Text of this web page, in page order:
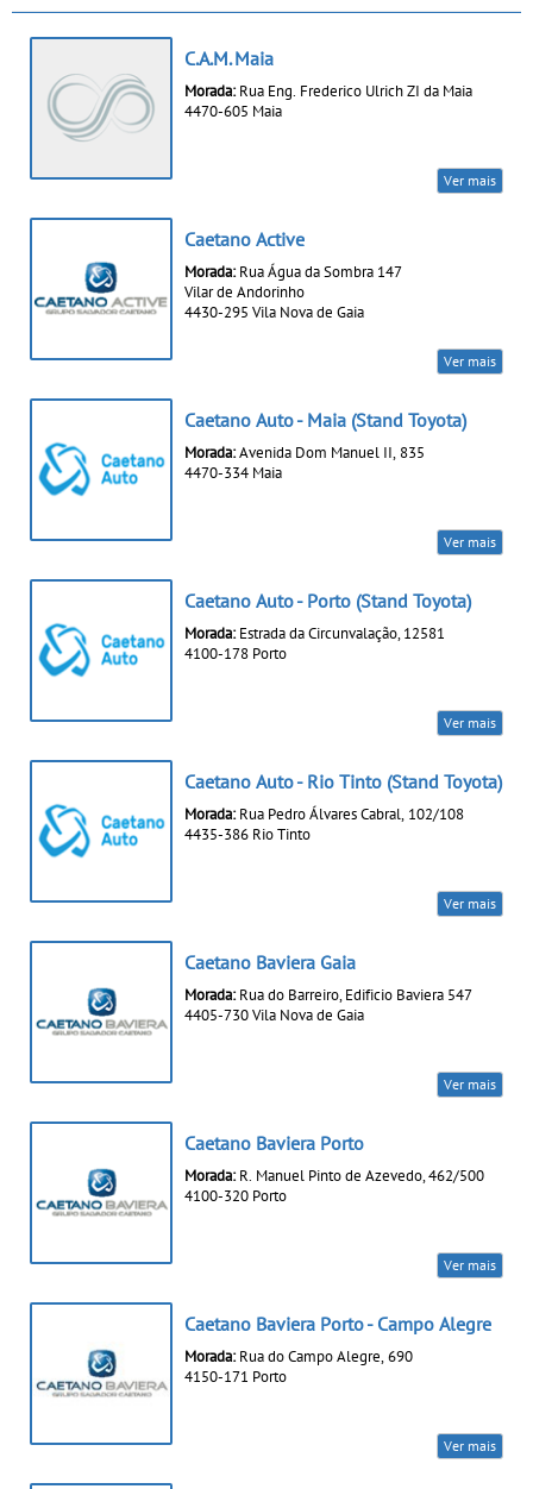
C.A.M. Maia
Morada: Rua Eng. Frederico Ulrich ZI da Maia
4470-605 Maia
Ver mais
Caetano Active
Morada: Rua Água da Sombra 147
Vilar de Andorinho
4430-295 Vila Nova de Gaia
Ver mais
Caetano Auto - Maia (Stand Toyota)
Morada:Avenida Dom Manuel II, 835
4470-334 Maia
Ver mais
Caetano Auto - Porto (Stand Toyota)
Morada: Estrada da Circunvalação, 12581
4100-178 Porto
Ver mais
Caetano Auto - Rio Tinto (Stand Toyota)
Morada: Rua Pedro Álvares Cabral, 102/108
4435-386 Rio Tinto
Ver mais
Caetano Baviera Gaia
Morada: Rua do Barreiro, Edificio Baviera 547
4405-730 Vila Nova de Gaia
Ver mais
Caetano Baviera Porto
Morada: R. Manuel Pinto de Azevedo, 462/500
4100-320 Porto
Ver mais
Caetano Baviera Porto - Campo Alegre
Morada: Rua do Campo Alegre, 690
4150-171 Porto
Ver mais